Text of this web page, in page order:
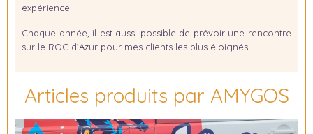
expérience.
Chaque année, il est aussi possible de prévoir une rencontre
sur le ROC d’Azur pour mes clients les plus éloignés.
Articles produits par AMYGOS